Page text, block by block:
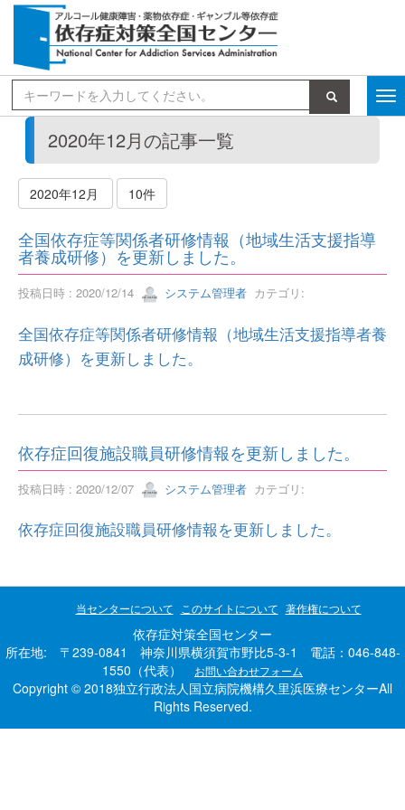
検索
2020年12月の記事一覧
2020年12月 10件
全国依存症等関係者研修情報（地域生活支援指導
者養成研修）を更新しました。
投稿日時 : 2020/12/14 システム管理者 カテゴリ:
全国依存症等関係者研修情報（地域生活支援指導者養
成研修）を更新しました。
依存症回復施設職員研修情報を更新しました。
投稿日時 : 2020/12/07 システム管理者 カテゴリ:
依存症回復施設職員研修情報を更新しました。
当センターについて このサイトについて 著作権について
依存症対策全国センター
所在地: 〒239-0841 神奈川県横須賀市野比5-3-1 電話：046-848-
1550（代表）
お問い合わせフォーム
Copyright © 2018独立行政法人国立病院機構久里浜医療センターAll
Rights Reserved.